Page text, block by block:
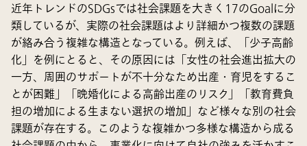
近年トレンドのSDGsでは社会課題を大きく17のGoalに分
類しているが、実際の社会課題はより詳細かつ複数の課題
が絡み合う複雑な構造となっている。例えば、「少子高齢
化」を例にとると、その原因には「女性の社会進出拡大の
一方、周囲のサポートが不十分なため出産・育児をするこ
とが困難」「晩婚化による高齢出産のリスク」「教育費負
担の増加による生まない選択の増加」など様々な別の社会
課題が存在する。このような複雑かつ多様な構造から成る